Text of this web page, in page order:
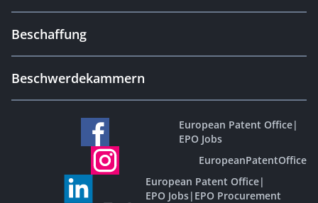
Beschaffung
Beschwerdekammern
European Patent Office|
EPO Jobs
EuropeanPatentOffice
European Patent Office|
EPO Jobs| EPO Procurement